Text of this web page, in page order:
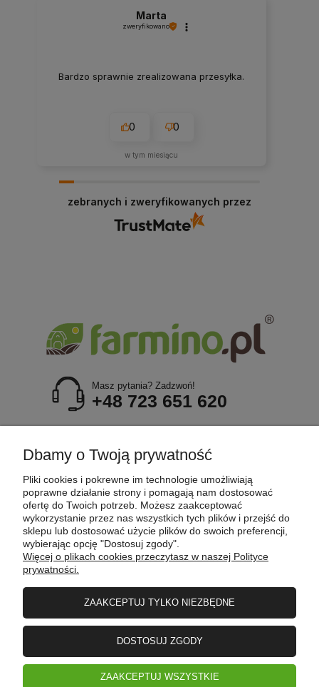
Marta
zweryfikowano
Bardzo sprawnie zrealizowana przesyłka.
0 0
w tym miesiącu
zebranych i zweryfikowanych przez
Masz pytania? Zadzwoń!
+48 723 651 620
MOJE KONTO
PŁATNOŚCI I DOSTAWA
O FIRMIE
Dbamy o Twoją prywatność
Pliki cookies i pokrewne im technologie umożliwiają
poprawne działanie strony i pomagają nam dostosować
ofertę do Twoich potrzeb. Możesz zaakceptować
wykorzystanie przez nas wszystkich tych plików i przejść do
sklepu lub dostosować użycie plików do swoich preferencji,
wybierając opcję "Dostosuj zgody".
Więcej o plikach cookies przeczytasz w naszej Polityce
prywatności.
ZAAKCEPTUJ TYLKO NIEZBĘDNE
DOSTOSUJ ZGODY
ZAAKCEPTUJ WSZYSTKIE